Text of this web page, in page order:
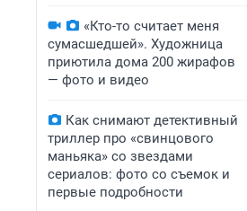
«Кто-то считает меня
сумасшедшей». Художница
приютила дома 200 жирафов
— фото и видео
Как снимают детективный
триллер про «свинцового
маньяка» со звездами
сериалов: фото со съемок и
первые подробности